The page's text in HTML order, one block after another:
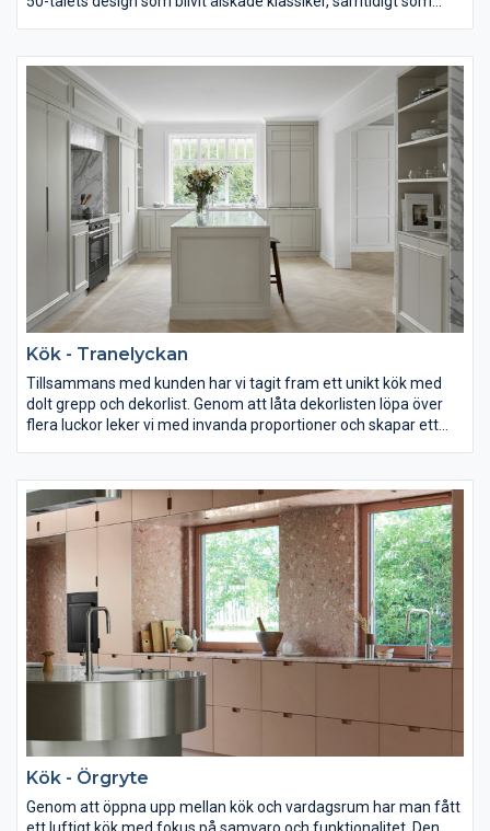
samspelar perfekt.
Kök - Tranelyckan
Tillsammans med kunden har vi tagit fram ett unikt kök med
dolt grepp och dekorlist. Genom att låta dekorlisten löpa över
flera luckor leker vi med invanda proportioner och skapar ett
bröstpaneler, golv- och taklister samt dörrar och fönster.
Tillsammans med de svala kulörerna skapas så en röd tråd
som går genom hela hemmet.
Kök - Örgryte
Genom att öppna upp mellan kök och vardagsrum har man fått
ett luftigt kök med fokus på samvaro och funktionalitet. Den